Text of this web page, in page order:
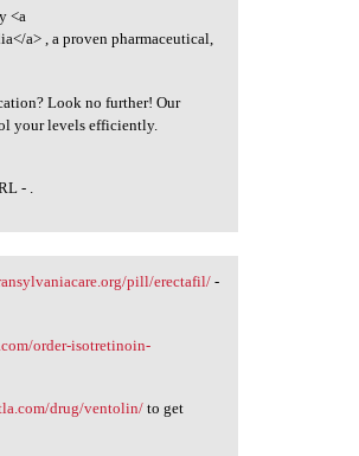
<a
a> , a proven pharmaceutical,
Look no further! Our
your levels efficiently.
- .
pill/erectafil/ -
order-isotretinoin-
drug/ventolin/to get